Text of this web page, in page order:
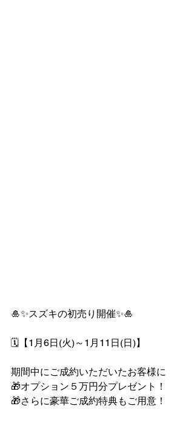
🎍✨スズキの初売り開催✨🎍
🗓️【1月6日(火)～1月11日(日)】
期間中にご成約いただいたお客様に
🎁オプション５万円分プレゼント！
🎁さらに豪華ご成約特典もご用意！